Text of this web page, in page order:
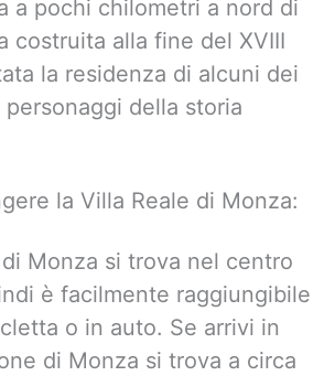
a pochi chilometri a nord di
costruita alla fine del XVIII
la residenza di alcuni dei
della storia
la Villa Reale di Monza:
Monza si trova nel centro
è facilmente raggiungibile
o in auto. Se arrivi in
di Monza si trova a circa